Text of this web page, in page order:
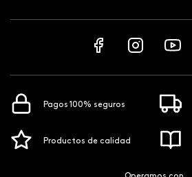
Pagos 100% seguros
Productos de calidad